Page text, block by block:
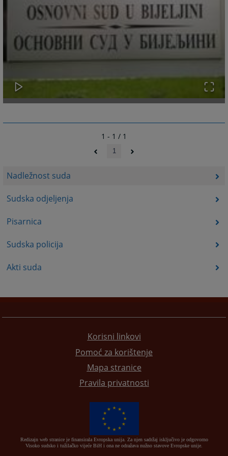
Nadležnost suda
Sudska odjeljenja
Pisarnica
Sudska policija
Akti suda
1 - 1 / 1
1
Korisni linkovi
Pomoć za korištenje
Mapa stranice
Pravila privatnosti
Redizajn web stranice je finansirala Evropska unija. Za njen sadržaj isključivo je odgovorno
Visoko sudsko i tužilačko vijeće BiH i ona ne odražava nužno stavove Evropske unije.